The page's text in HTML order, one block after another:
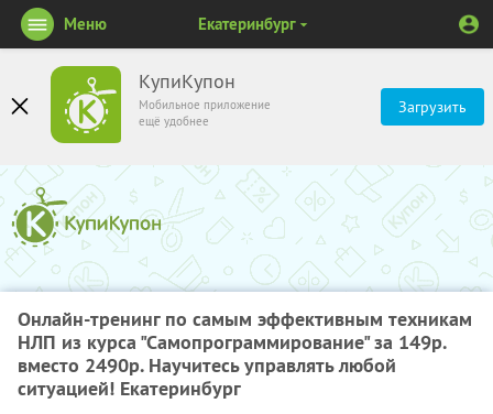
КупиКупон
Мобильное приложение
ещё удобнее
Загрузить
Меню Екатеринбург
Онлайн-тренинг по самым эффективным техникам
НЛП из курса "Самопрограммирование" за 149р.
вместо 2490р. Научитесь управлять любой
ситуацией! Екатеринбург